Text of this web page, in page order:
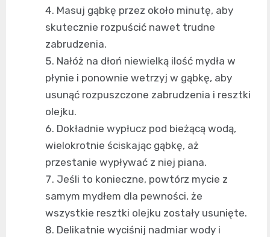
Masuj gąbkę przez około minutę, aby
skutecznie rozpuścić nawet trudne
zabrudzenia.
Nałóż na dłoń niewielką ilość mydła w
płynie i ponownie wetrzyj w gąbkę, aby
usunąć rozpuszczone zabrudzenia i resztki
olejku.
Dokładnie wypłucz pod bieżącą wodą,
wielokrotnie ściskając gąbkę, aż
przestanie wypływać z niej piana.
Jeśli to konieczne, powtórz mycie z
samym mydłem dla pewności, że
wszystkie resztki olejku zostały usunięte.
Delikatnie wyciśnij nadmiar wody i